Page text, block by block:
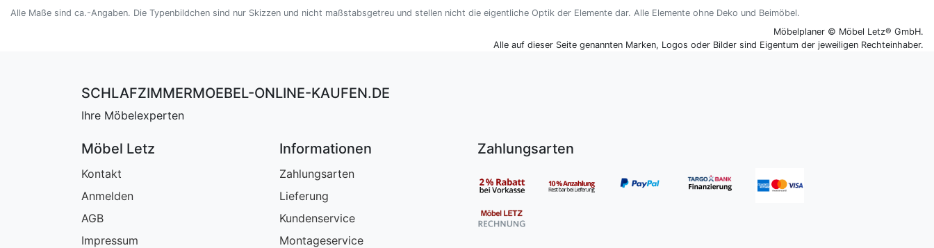
Alle Maße sind ca.-Angaben. Die Typenbildchen sind nur Skizzen und nicht maßstabsgetreu und stellen nicht die eigentliche Optik der Elemente dar. Alle Elemente ohne Deko und Beimöbel.
Möbelplaner © Möbel Letz® GmbH.
Alle auf dieser Seite genannten Marken, Logos oder Bilder sind Eigentum der jeweiligen Rechteinhaber.
SCHLAFZIMMERMOEBEL-ONLINE-KAUFEN.DE
Ihre Möbelexperten
Möbel Letz
Kontakt
Anmelden
AGB
Impressum
Informationen
Zahlungsarten
Lieferung
Kundenservice
Montageservice
Zahlungsarten
Betttruhen